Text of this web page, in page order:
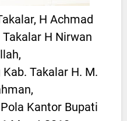
H Achmad
Takalar H Nirwan
Takalar H. M.
Kantor Bupati